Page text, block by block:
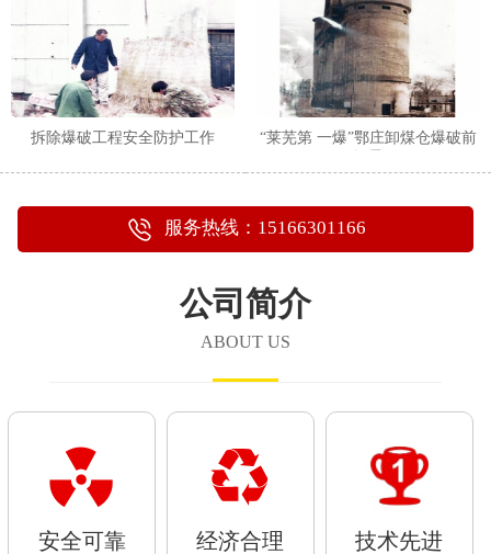
拆除爆破工程安全防护工作
“莱芜第 一爆”鄂庄卸煤仓爆破前
服务热线：15166301166
公司简介
ABOUT US
安全可靠 经济合理 技术先进